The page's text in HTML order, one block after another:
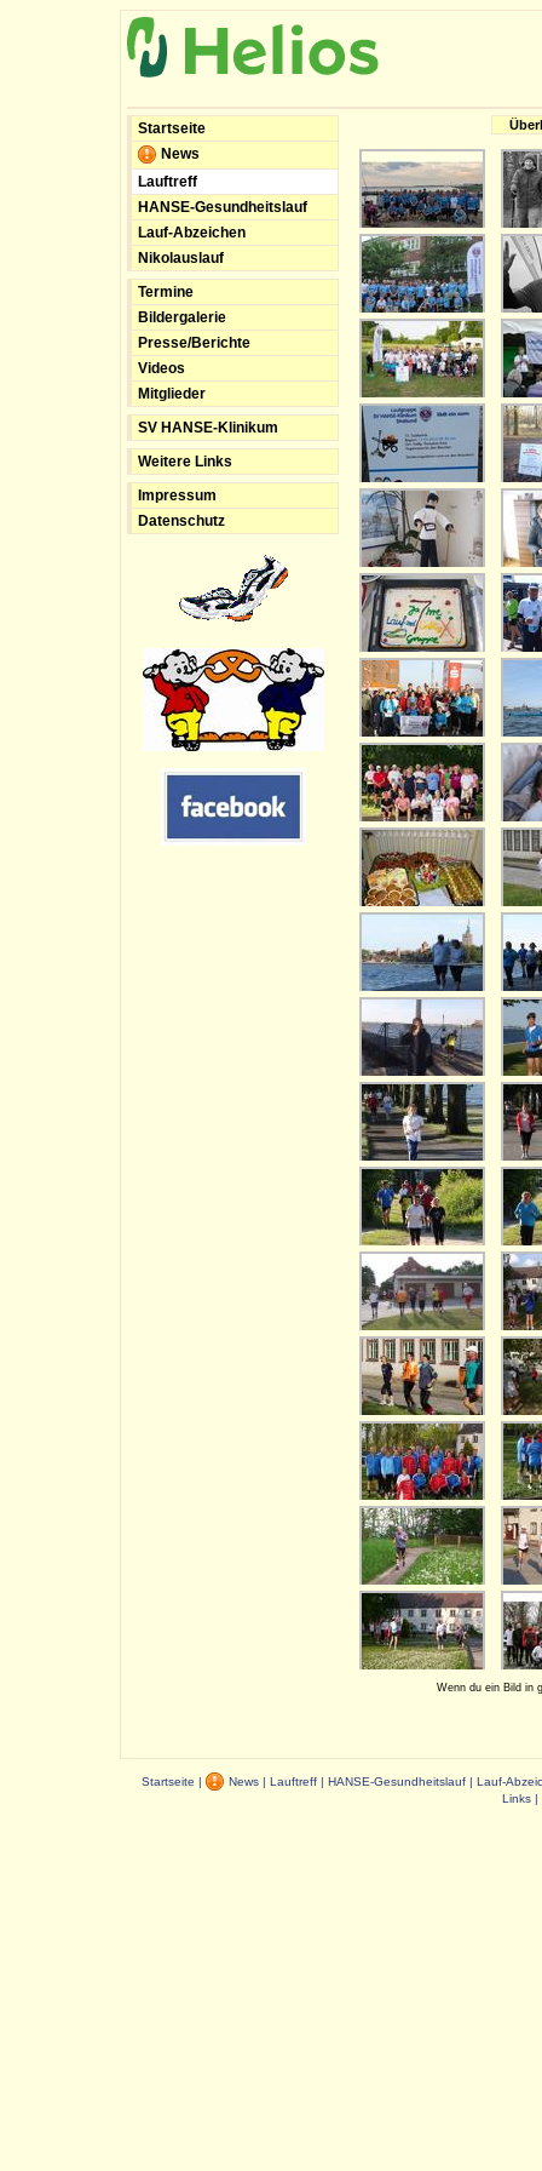
Startseite
News
Lauftreff
HANSE-Gesundheitslauf
Lauf-Abzeichen
Nikolauslauf
Termine
Bildergalerie
Presse/Berichte
Videos
Mitglieder
SV HANSE-Klinikum
Weitere Links
Impressum
Datenschutz
Wenn du ein Bild in
Startseite | News | Lauftreff | HANSE-Gesundheitslauf | Lauf-
Links |